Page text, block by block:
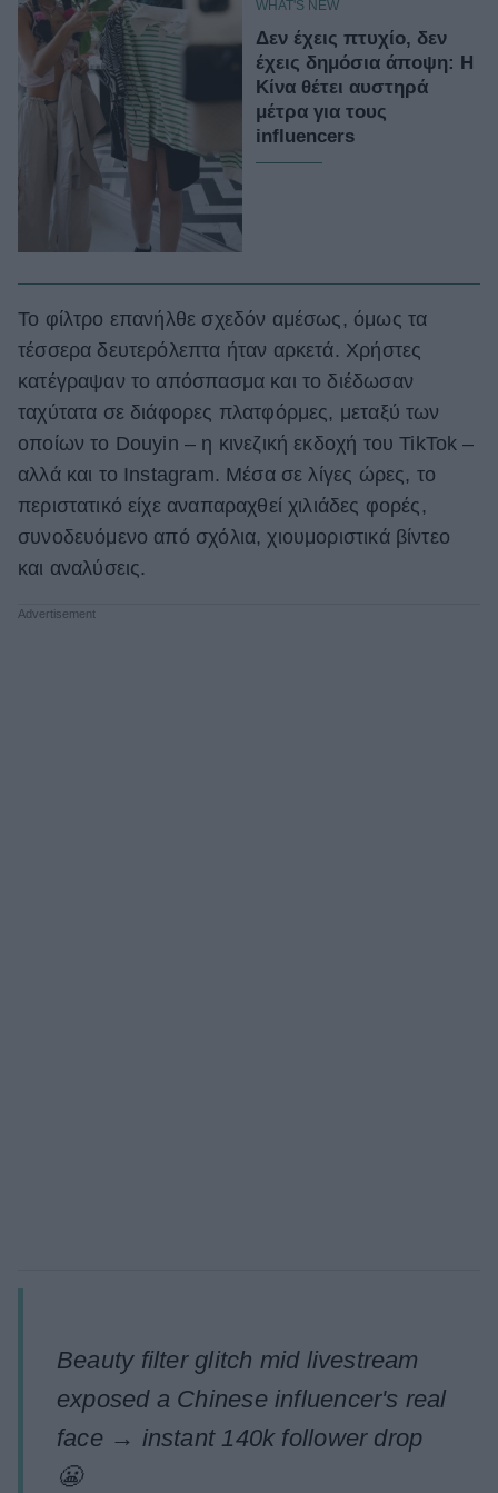
WHAT'S NEW
Δεν έχεις πτυχίο, δεν
έχεις δημόσια άποψη: Η
Κίνα θέτει αυστηρά
μέτρα για τους
influencers
Το φίλτρο επανήλθε σχεδόν αμέσως, όμως τα
τέσσερα δευτερόλεπτα ήταν αρκετά. Χρήστες
κατέγραψαν το απόσπασμα και το διέδωσαν
ταχύτατα σε διάφορες πλατφόρμες, μεταξύ των
οποίων το Douyin – η κινεζική εκδοχή του TikTok –
αλλά και το Instagram. Μέσα σε λίγες ώρες, το
περιστατικό είχε αναπαραχθεί χιλιάδες φορές,
συνοδευόμενο από σχόλια, χιουμοριστικά βίντεο
και αναλύσεις.
Beauty filter glitch mid livestream
exposed a Chinese influencer's real
face → instant 140k follower drop
😬